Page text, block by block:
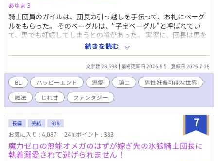
あゆま３
騎士団員のガイルは、団長の引っ越しを手伝って、お礼にベーグ
ルをもらった。 そのベーグルは、“子宝ベーグル”と呼ばれてい
て、男でも妊娠してしまうとの噂があった。 実際に、団長は男を
妊娠させて結婚した。 寮に帰って、幼馴染で同室の騎士・ノクト
と一緒に食べると、突然、身体が熱を持ち、押し倒されてしまっ
た。 昔からずっと隣にいた男。 無表情で、無口で、なにを考えて
いるかわからない。 なのに触れられるたび、優しさも執着も全部
伝わってきて……？ 執着系幼馴染騎士×鈍感陽キャ騎士 じれ甘溺
愛BL。 ※無断転載禁止。 ※ムーンライトノベルにも掲載していま
す。
続きを読む
文字数 28,598 最終更新日 2026.8.5 登録日 2026.7.18
BL ハッピーエンド 溺愛 騎士
男性妊娠可能な世界
魔法
じれ甘 ファンタジー
7
長編 完結 R18
お気に入り : 4,087 24h.ポイント : 383
魔力ゼロの無能オメガのはずが嫁ぎ先の氷狼騎士団長に
執着溺愛されて逃げられません！